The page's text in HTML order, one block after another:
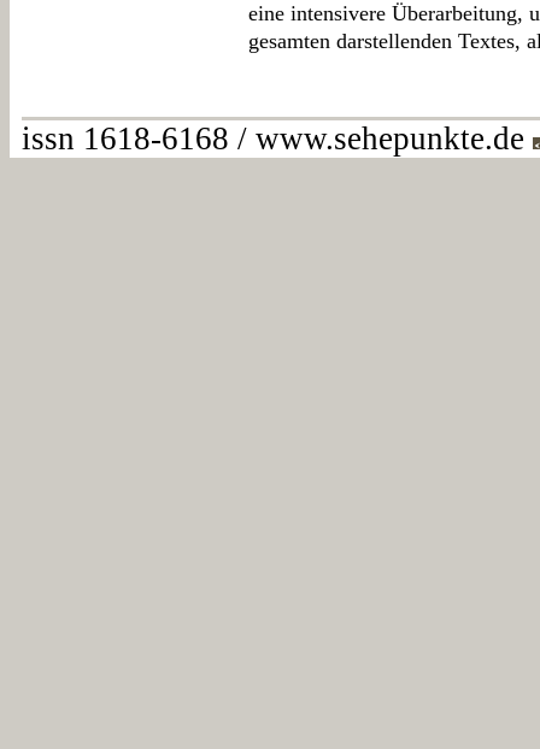
eine intensivere Überarbeitung,
gesamten darstellenden Textes,
issn 1618-6168 / www.sehepunkte.de